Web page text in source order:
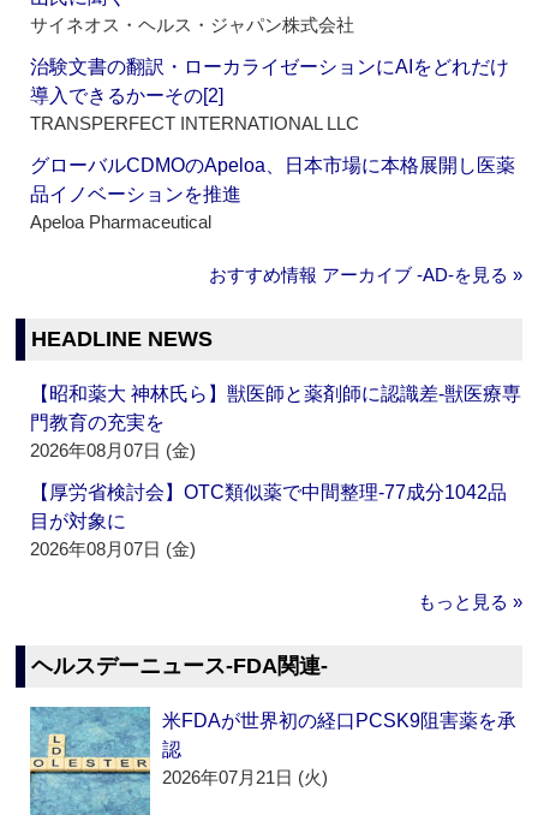
サイネオス・ヘルス・ジャパン株式会社
治験文書の翻訳・ローカライゼーションにAIをどれだけ
導入できるかーその[2]
TRANSPERFECT INTERNATIONAL LLC
グローバルCDMOのApeloa、日本市場に本格展開し医薬
品イノベーションを推進
Apeloa Pharmaceutical
おすすめ情報 アーカイブ ‐AD‐を見る »
HEADLINE NEWS
【昭和薬大 神林氏ら】獣医師と薬剤師に認識差‐獣医療専
門教育の充実を
2026年08月07日 (金)
【厚労省検討会】OTC類似薬で中間整理‐77成分1042品
目が対象に
2026年08月07日 (金)
もっと見る »
ヘルスデーニュース‐FDA関連‐
米FDAが世界初の経口PCSK9阻害薬を承
認
2026年07月21日 (火)